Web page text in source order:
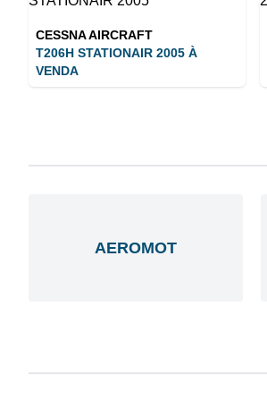
CESSNA AIRCRAFT
T206H STATIONAIR 2005 À
VENDA
AEROMOT